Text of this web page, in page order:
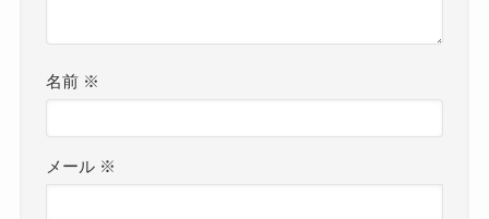
名前 ※
メール ※